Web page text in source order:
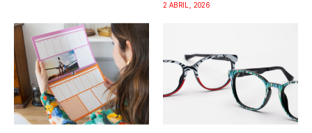
2 ABRIL, 2026